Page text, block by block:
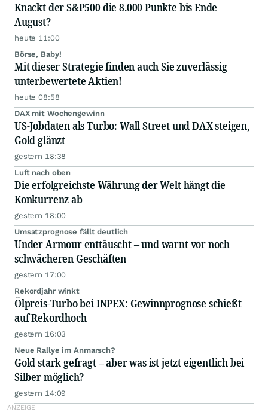
Knackt der S&P500 die 8.000 Punkte bis Ende
August?
heute 11:00
Börse, Baby!
Mit dieser Strategie finden auch Sie zuverlässig
unterbewertete Aktien!
heute 08:58
DAX mit Wochengewinn
US-Jobdaten als Turbo: Wall Street und DAX steigen,
Gold glänzt
gestern 18:38
Luft nach oben
Die erfolgreichste Währung der Welt hängt die
Konkurrenz ab
gestern 18:00
Umsatzprognose fällt deutlich
Under Armour enttäuscht – und warnt vor noch
schwächeren Geschäften
gestern 17:00
Rekordjahr winkt
Ölpreis-Turbo bei INPEX: Gewinnprognose schießt
auf Rekordhoch
gestern 16:03
Neue Rallye im Anmarsch?
Gold stark gefragt – aber was ist jetzt eigentlich bei
Silber möglich?
gestern 14:09